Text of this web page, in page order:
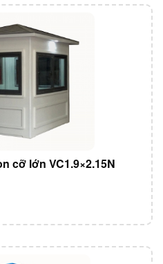
cỡ lớn VC1.9×2.15N